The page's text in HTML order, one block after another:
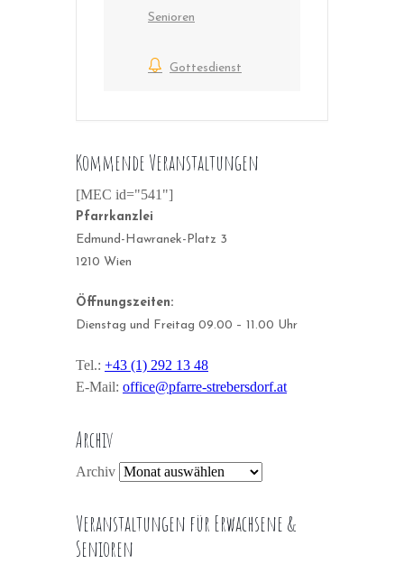
Senioren
Gottesdienst
Kommende Veranstaltungen
[MEC id="541"]
Pfarrkanzlei
Edmund-Hawranek-Platz 3
1210 Wien
Öffnungszeiten:
Dienstag und Freitag 09.00 – 11.00 Uhr
Tel.: +43 (1) 292 13 48
E-Mail: office@pfarre-strebersdorf.at
Archiv
Archiv
Veranstaltungen für Erwachsene &
Senioren